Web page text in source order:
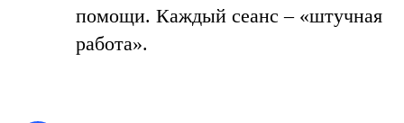
помощи. Каждый сеанс – «штучная
работа».